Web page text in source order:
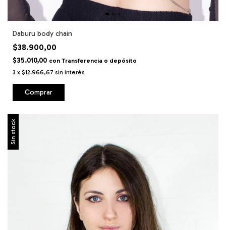
Daburu body chain
$38.900,00
$35.010,00 con Transferencia o depósito
3 x $12.966,67 sin interés
Comprar
Sin stock